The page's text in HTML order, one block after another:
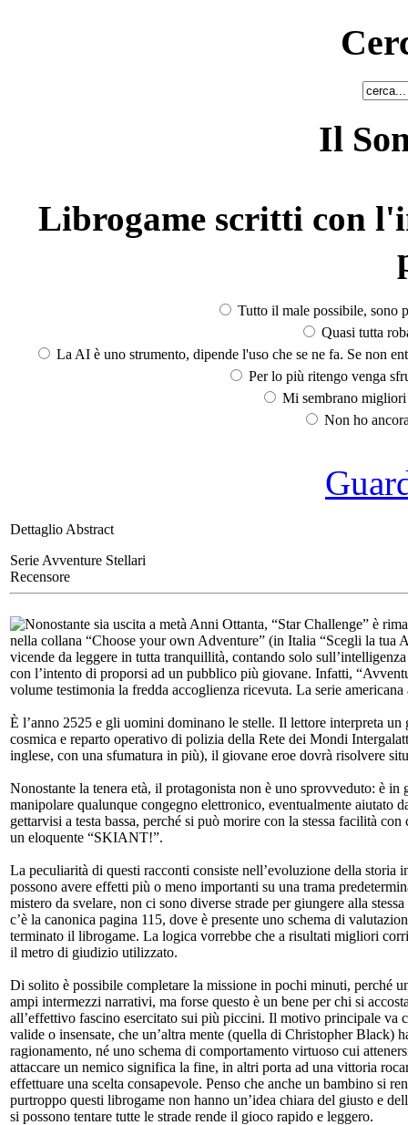
Il
Librogame scritti con
Tutto il male possibile, sono
Quasi tutta
La AI è uno strumento, dipende l'uso che se ne fa. Se non
Per lo più ritengo venga
Mi sembrano
Non ho
Dettaglio Abstract
Serie Avventure Stellari
Recensore
Nonostante sia uscita a metà Anni Ottanta, “Star Challenge” è
nella collana “Choose your own Adventure” (in Italia “Scegli la
vicende da leggere in tutta tranquillità, contando solo
con l’intento di proporsi ad un pubblico più giovane. Infatti,
volume testimonia la fredda accoglienza ricevuta. La serie
È l’anno 2525 e gli uomini dominano le stelle. Il lettore interpreta
cosmica e reparto operativo di polizia della Rete dei Mondi
inglese, con una sfumatura in più), il giovane eroe dovrà risolvere
Nonostante la tenera età, il protagonista non è uno sprovveduto: è
manipolare qualunque congegno elettronico, eventualmente aiutato
gettarvisi a testa bassa, perché si può morire con la stessa facilità
un eloquente “SKIANT!”.
La peculiarità di questi racconti consiste nell’evoluzione della
possono avere effetti più o meno importanti su una trama
mistero da svelare, non ci sono diverse strade per giungere alla
c’è la canonica pagina 115, dove è presente uno schema di
terminato il librogame. La logica vorrebbe che a risultati migliori
il metro di giudizio utilizzato.
Di solito è possibile completare la missione in pochi minuti, perché
ampi intermezzi narrativi, ma forse questo è un bene per chi si
all’effettivo fascino esercitato sui più piccini. Il motivo principale va
valide o insensate, che un’altra mente (quella di Christopher
ragionamento, né uno schema di comportamento virtuoso cui
attaccare un nemico significa la fine, in altri porta ad una vittoria
effettuare una scelta consapevole. Penso che anche un bambino si
purtroppo questi librogame non hanno un’idea chiara del giusto e
si possono tentare tutte le strade rende il gioco rapido e leggero.